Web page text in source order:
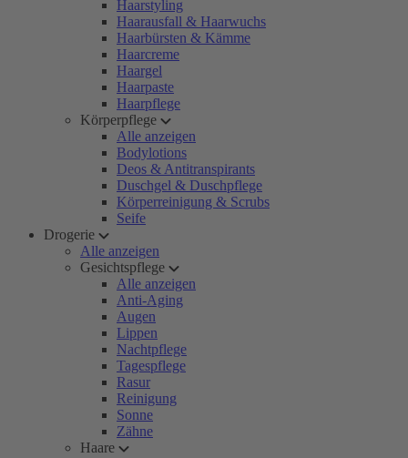
Haarstyling
Haarausfall & Haarwuchs
Haarbürsten & Kämme
Haarcreme
Haargel
Haarpaste
Haarpflege
Körperpflege
Alle anzeigen
Bodylotions
Deos & Antitranspirants
Duschgel & Duschpflege
Körperreinigung & Scrubs
Seife
Drogerie
Alle anzeigen
Gesichtspflege
Alle anzeigen
Anti-Aging
Augen
Lippen
Nachtpflege
Tagespflege
Rasur
Reinigung
Sonne
Zähne
Haare